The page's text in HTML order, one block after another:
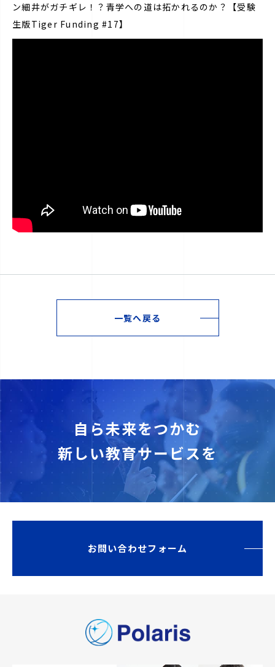
ン細井がガチギレ！？青学への道は拓かれるのか？【受験
生版Tiger Funding #17】
一覧へ戻る
自ら未来をつかむ
新しい教育サービスを
お問い合わせフォーム